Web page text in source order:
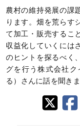
農村の維持発展の課
ります。畑を荒らす
て加工・販売するこ
収益化していくには
のヒントを探るべく
グを行う株式会社
る）さんに話を聞きま